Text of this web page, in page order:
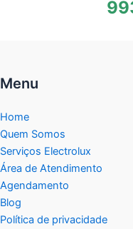
Menu
Home
Quem Somos
Serviços Electrolux
Área de Atendimento
Agendamento
Blog
Política de privacidade